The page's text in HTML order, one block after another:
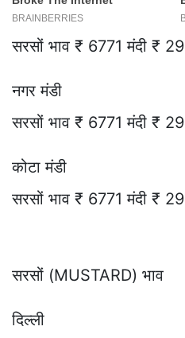
सरसों भाव ₹ 6771 मंदी ₹ 29
नगर मंडी
सरसों भाव ₹ 6771 मंदी ₹ 29
कोटा मंडी
सरसों भाव ₹ 6771 मंदी ₹ 29
सरसों (MUSTARD) भाव
दिल्ली